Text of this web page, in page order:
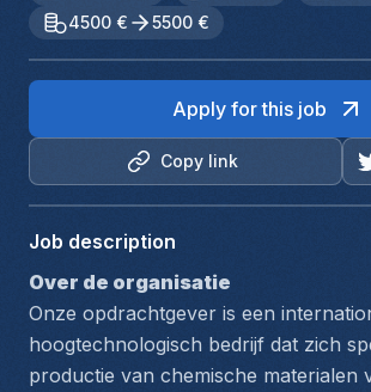
4500 €
5500 €
Copy link
Apply for this job
Job description
Over de organisatie
Onze opdrachtgever is een
hoogtechnologisch bedrijf dat zich
productie van chemische materialen